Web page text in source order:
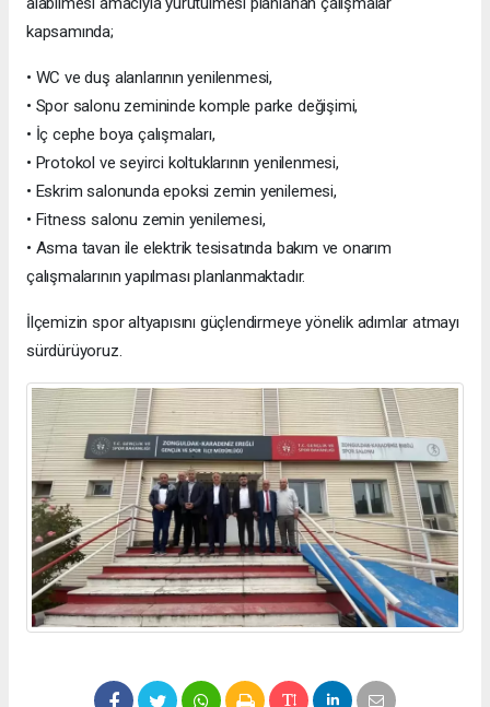
kapsamında;
• WC ve duş alanlarının yenilenmesi,
• Spor salonu zemininde komple parke değişimi,
• İç cephe boya çalışmaları,
• Protokol ve seyirci koltuklarının yenilenmesi,
• Eskrim salonunda epoksi zemin yenilemesi,
• Fitness salonu zemin yenilemesi,
• Asma tavan ile elektrik tesisatında bakım ve onarım
çalışmalarının yapılması planlanmaktadır.
İlçemizin spor altyapısını güçlendirmeye yönelik adımlar atmayı
sürdürüyoruz.